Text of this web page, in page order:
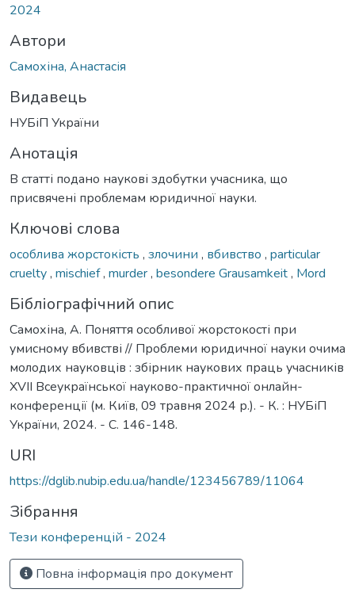
2024
Автори
Самохіна, Анастасія
Видавець
НУБіП України
Анотація
В статті подано наукові здобутки учасника, що
присвячені проблемам юридичної науки.
Ключові слова
особлива жорстокість , злочини , вбивство , particular
cruelty, mischief, murder, besondere Grausamkeit, Mord
Бібліографічний опис
Самохіна, А. Поняття особливої жорстокості при
умисному вбивстві // Проблеми юридичної науки очима
молодих науковців : збірник наукових праць учасників
ХVІI Всеукраїнської науково-практичної онлайн-
конференції (м. Київ, 09 травня 2024 р.). - К. : НУБіП
України, 2024. - С. 146-148.
URI
https://dglib.nubip.edu.ua/handle/123456789/11064
Зібрання
Тези конференцій - 2024
Повна інформація про документ